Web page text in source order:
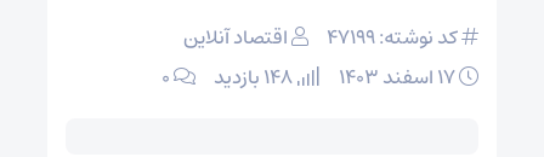
کد نوشته: 47199
اقتصاد آنلاین
۰